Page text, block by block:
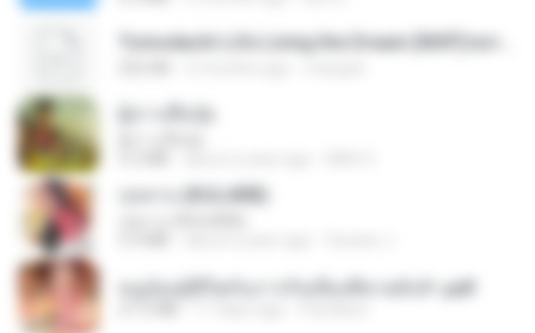
กุหลาบ (KULARB)
หนูน้อยสู้ชีวิตกับภารกิจเลี้ยงพี่ชายทั้งห้า.pdf